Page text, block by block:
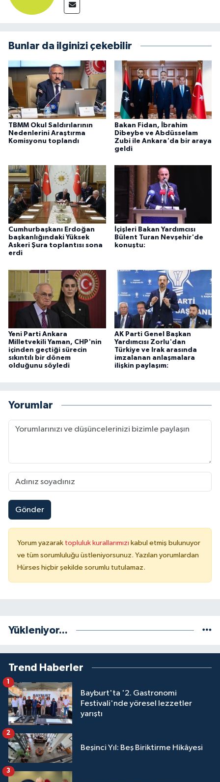
Bunlar da ilginizi çekebilir
TBMM Okul Saldırılarının
Nedenlerini Araştırma
Komisyonu toplandı
Bakan Fidan, İbrahim
Dibeybe ve Abdüsselam
Zubi ile Ankara'da bir araya
geldi
Cumhurbaşkanı Erdoğan
başkanlığındaki Yüksek
Askeri Şura toplantısı sona
erdi
İçişleri Bakan Yardımcısı
Bülent Turan Nevşehir'de
konuştu:
Yeni Parti Ankara
Milletvekili Yaman, CHP'nin
içinden geçtiği sürecin
sıkıntılı bir dönem
olduğunu söyledi
AK Parti Genel Başkan
Yardımcısı Zorlu'dan
Türkiye ve Irak arasında
imzalanan anlaşmalara
ilişkin paylaşım:
Yorumlar
Gönder
Yorum yazarak topluluk kurallarımızı kabul etmiş bulunuyor
ve tüm sorumluluğu üstleniyorsunuz. Yazılan yorumlardan
Hürses hiçbir şekilde sorumlu tutulamaz.
Yükleniyor...
Trend Haberler
Bayburt'ta '2. Gastronomi
Festivali'nde yöresel lezzetler
yarıştı
1
Beşinci Yıl: Beş Biriktirme Hikâyesi
2
3